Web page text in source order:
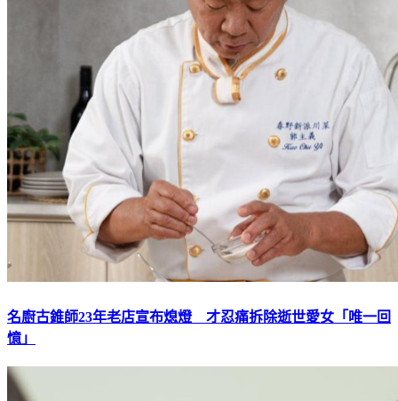
名廚古錐師23年老店宣布熄燈 才忍痛拆除逝世愛女「唯一回